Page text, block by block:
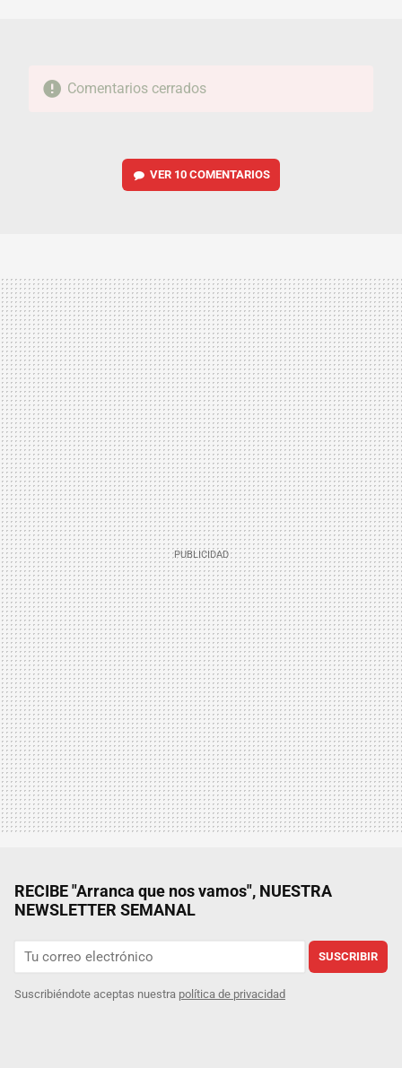
Comentarios cerrados
VER 10 COMENTARIOS
RECIBE "Arranca que nos vamos", NUESTRA
NEWSLETTER SEMANAL
SUSCRIBIR
Suscribiéndote aceptas nuestra política de privacidad